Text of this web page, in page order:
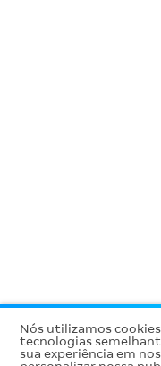
Nós utilizamos
tecnologias
sua experiência em